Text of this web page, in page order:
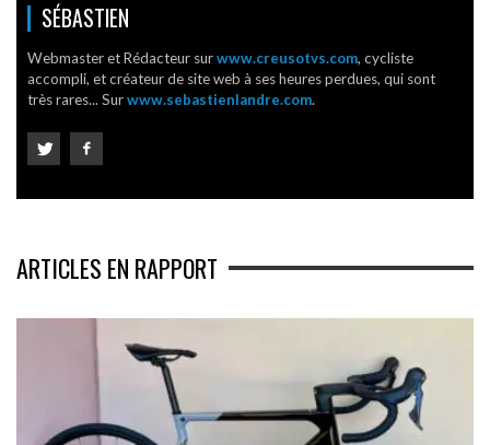
SÉBASTIEN
Webmaster et Rédacteur surwww.creusotvs.com, cycliste
accompli, et créateur de site web à ses heures perdues, qui sont
très rares... Surwww.sebastienlandre.com.
ARTICLES EN RAPPORT